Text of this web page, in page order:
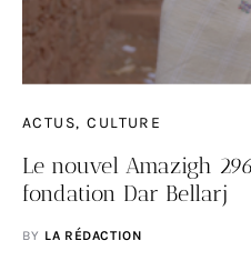
ACTUS CULTURE
Le nouvel Amazigh
fondation Dar Bellarj
BY LA RÉDACTION